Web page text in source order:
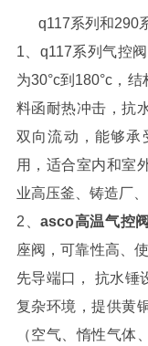
q117系列和290
1、q117系列气控
为30°c到180°c，
料函耐热冲击，抗
双向流动，能够承
用，适合室内和室
业高压釜、铸造厂
2、asco高温气控阀
座阀，可靠性高、
先导端口， 抗水锤
复杂环境，提供黄
（空气、惰性气体